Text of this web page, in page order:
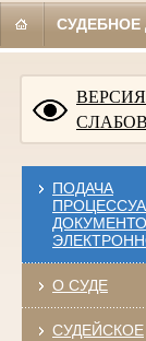
ПОДАЧА
О СУДЕ
СУДЕЙСКОЕ